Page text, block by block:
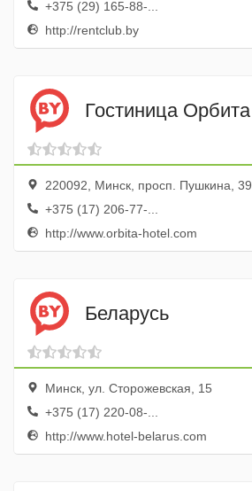
+375 (29) 165-88-...
http://rentclub.by
Гостиница Орбита
220092, Минск, просп. Пушкина, 39
+375 (17) 206-77-...
http://www.orbita-hotel.com
Беларусь
Минск, ул. Сторожевская, 15
+375 (17) 220-08-...
http://www.hotel-belarus.com